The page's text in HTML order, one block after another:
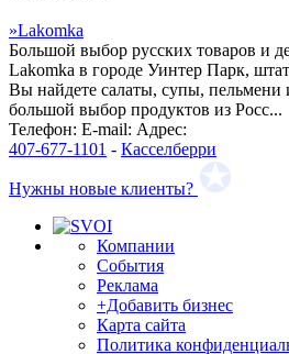
»Lakomka
Большой выбор русских товаров и
Lakomka в городе Уинтер Парк,
Вы найдете салаты, супы, пельмени
большой выбор продуктов из Росс...
Телефон: E-mail: Адрес:
407-677-1101 - Касселберри
Нужны новые клиенты?
Компании
События
Реклама
+Добавить бизнес
Карта сайта
Политика